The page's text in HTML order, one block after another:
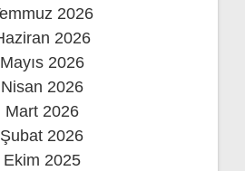
2026
2026
Mayıs 2026
Nisan 2026
Mart 2026
Şubat 2026
Ekim 2025